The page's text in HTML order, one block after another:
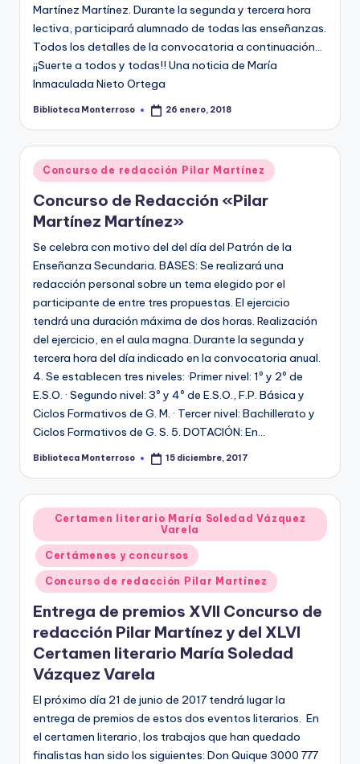
Martínez Martínez. Durante la segunda y tercera hora
lectiva, participará alumnado de todas las enseñanzas.
Todos los detalles de la convocatoria a continuación...
¡¡Suerte a todos y todas!! Una noticia de María
Inmaculada Nieto Ortega
Publicado
Biblioteca Monterroso 26 enero, 2018
Publicado
en
Concurso de redacción Pilar Martínez
Concurso de Redacción «Pilar
Martínez Martínez»
Se celebra con motivo del del día del Patrón de la
Enseñanza Secundaria. BASES: Se realizará una
redacción personal sobre un tema elegido por el
participante de entre tres propuestas. El ejercicio
tendrá una duración máxima de dos horas. Realización
del ejercicio, en el aula magna. Durante la segunda y
tercera hora del día indicado en la convocatoria anual.
4. Se establecen tres niveles: ·Primer nivel: 1º y 2º de
E.S.O. · Segundo nivel: 3º y 4º de E.S.O., F.P. Básica y
Ciclos Formativos de G. M. · Tercer nivel: Bachillerato y
Ciclos Formativos de G. S. 5. DOTACIÓN: En…
Publicado
Biblioteca Monterroso 15 diciembre, 2017
Publicado
en
Certamen literario María Soledad Vázquez
Varela
Certámenes y concursos
Concurso de redacción Pilar Martínez
Entrega de premios XVII Concurso de
redacción Pilar Martínez y del XLVI
Certamen literario María Soledad
Vázquez Varela
El próximo día 21 de junio de 2017 tendrá lugar la
entrega de premios de estos dos eventos literarios. En
el certamen literario, los trabajos que han quedado
finalistas han sido los siguientes: Don Quique 3000 777